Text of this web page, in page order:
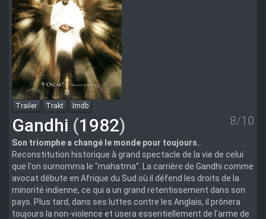
Trailer Trakt Imdb
Gandhi (1982) 8/10
Son triomphe a changé le monde pour toujours.
Reconstitution historique à grand spectacle de la vie de celui
que l'on surnomma le "mahatma". La carrière de Gandhi comme
avocat débute en Afrique du Sud où il défend les droits de la
minorité indienne, ce qui a un grand retentissement dans son
pays. Plus tard, dans ses luttes contre les Anglais, il prônera
toujours la non-violence et usera essentiellement de l'arme de